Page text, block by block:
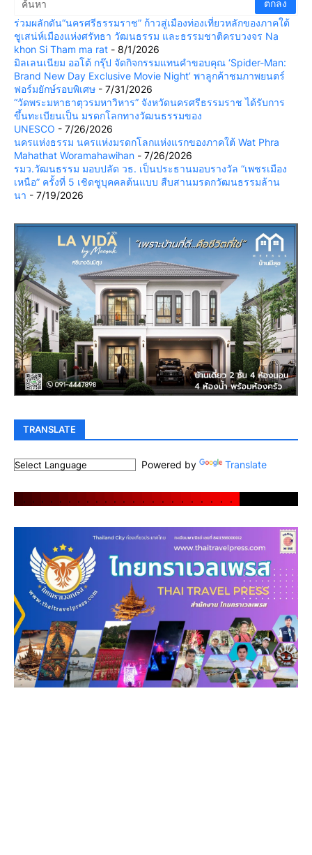
ร่วมผลักดัน“นครศรีธรรมราช” ก้าวสู่เมืองท่องเที่ยวหลักของภาคใต้
ชูเสน่ห์เมืองแห่งศรัทธา วัฒนธรรม และธรรมชาติครบวงจร Na
khon Si Tham ma rat - 8/1/2026
มิลเลนเนียม ออโต้ กรุ๊ป จัดกิจกรรมแทนคำขอบคุณ ‘Spider-Man:
Brand New Day Exclusive Movie Night’ พาลูกค้าชมภาพยนตร์
ฟอร์มยักษ์รอบพิเศษ - 7/31/2026
“วัดพระมหาธาตุวรมหาวิหาร” จังหวัดนครศรีธรรมราช ได้รับการ
ขึ้นทะเบียนเป็น มรดกโลกทางวัฒนธรรมของ
UNESCO - 7/26/2026
นครแห่งธรรม นครแห่งมรดกโลกแห่งแรกของภาคใต้ Wat Phra
Mahathat Woramahawihan - 7/26/2026
รมว.วัฒนธรรม มอบปลัด วธ. เป็นประธานมอบรางวัล “เพชรเมือง
เหนือ” ครั้งที่ 5 เชิดชูบุคคลต้นแบบ สืบสานมรดกวัฒนธรรมล้าน
นา - 7/19/2026
TRANSLATE
Powered by Translate
. . . . . . . . . . . . . . . . . . . . . . . .